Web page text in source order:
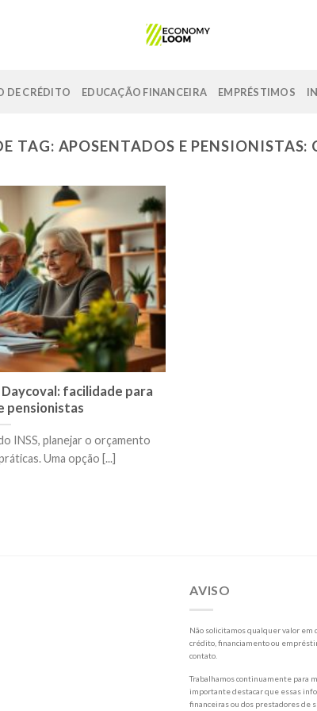
DE CRÉDITO EDUCAÇÃO FINANCEIRA EMPRÉSTIMOS
TAG: APOSENTADOS E PENSIONISTAS:
facilidade para
pensionistas
INSS, planejar o orçamento
Uma opção [...]
AVISO
Não solicitamos qualquer valor
crédito, financiamento ou
contato.
Trabalhamos continuamente para
importante destacar que essas
financeiras ou dos prestadores de